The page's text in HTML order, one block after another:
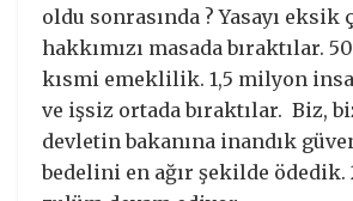
oldu sonrasında ? Yasayı eksik
hakkımızı masada bıraktılar.
kısmi emeklilik. 1,5 milyon
ve işsiz ortada bıraktılar. Biz,
devletin bakanına inandık
bedelini en ağır şekilde ödedik.